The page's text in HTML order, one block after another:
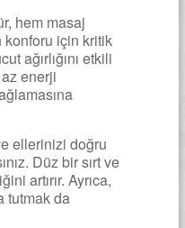
hem masaj
için kritik
ağırlığını etkili
enerji
ellerinizi doğru
Düz bir sırt ve
artırır. Ayrıca,
tutmak da